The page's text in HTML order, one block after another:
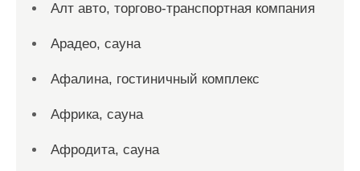
Алт авто, торгово-транспортная компания
Арадео, сауна
Афалина, гостиничный комплекс
Африка, сауна
Афродита, сауна